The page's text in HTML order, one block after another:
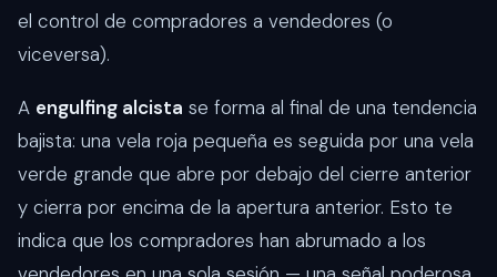
el control de compradores a vendedores (o
viceversa).
A engulfing alcista se forma al final de una tendencia
bajista: una vela roja pequeña es seguida por una vela
verde grande que abre por debajo del cierre anterior
y cierra por encima de la apertura anterior. Esto te
indica que los compradores han abrumado a los